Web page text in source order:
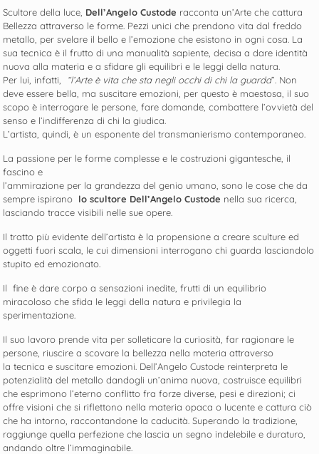
Scultore della luce, Dell’Angelo Custode racconta un’Arte che cattura
Bellezza attraverso le forme. Pezzi unici che prendono vita dal freddo
metallo, per svelare il bello e l’emozione che esistono in ogni cosa. La
sua tecnica è il frutto di una manualità sapiente, decisa a dare identità
nuova alla materia e a sfidare gli equilibri e le leggi della natura.
Per lui, infatti, “l’Arte è vita che sta negli occhi di chi la guarda”. Non
deve essere bella, ma suscitare emozioni, per questo è maestosa, il suo
scopo è interrogare le persone, fare domande, combattere l’ovvietà del
senso e l’indifferenza di chi la giudica.
L’artista, quindi, è un esponente del transmanierismo contemporaneo.
La passione per le forme complesse e le costruzioni gigantesche, il
fascino e
l’ammirazione per la grandezza del genio umano, sono le cose che da
sempre ispirano lo scultore Dell’Angelo Custode nella sua ricerca,
lasciando tracce visibili nelle sue opere.
Il tratto più evidente dell’artista è la propensione a creare sculture ed
oggetti fuori scala, le cui dimensioni interrogano chi guarda lasciandolo
stupito ed emozionato.
Il fine è dare corpo a sensazioni inedite, frutti di un equilibrio
miracoloso che sfida le leggi della natura e privilegia la
sperimentazione.
Il suo lavoro prende vita per solleticare la curiosità, far ragionare le
persone, riuscire a scovare la bellezza nella materia attraverso
la tecnica e suscitare emozioni. Dell’Angelo Custode reinterpreta le
potenzialità del metallo dandogli un’anima nuova, costruisce equilibri
che esprimono l’eterno conflitto fra forze diverse, pesi e direzioni; ci
offre visioni che si riflettono nella materia opaca o lucente e cattura ciò
che ha intorno, raccontandone la caducità. Superando la tradizione,
raggiunge quella perfezione che lascia un segno indelebile e duraturo,
andando oltre l’immaginabile.